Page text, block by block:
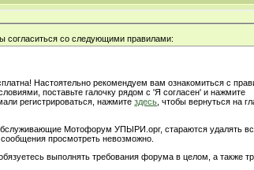
согласиться со следующими правилами:
Настоятельно рекомендуем вам ознакомиться с
поставьте галочку рядом с 'Я согласен' и нажмите
регистрироваться, нажмитездесь , чтобы вернуться на
Мотофорум УПЫРИ.орг, стараются удалять
просмотреть невозможно.
выполнять требования форума в целом, а также